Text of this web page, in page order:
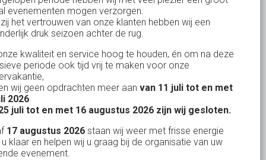
KvK: 17167131
BTW: NL.1678.53.296.B01
Uw partner in:
Evenementen verhuur
Feestverhuur
Licht- en Geluidverhuur
evenementen mogen verzorgen.
het vertrouwen van onze klanten hebben wij een
druk seizoen achter de rug.
kwaliteit en service hoog te houden, én om na deze
periode ook tijd vrij te maken voor onze
wij geen opdrachten meer aan van 11 juli tot en met
2026.
juli tot en met 16 augustus 2026 zijn wij gesloten.
17 augustus 2026 staan wij weer met frisse energie
klaar en helpen wij u graag bij de organisatie van uw
evenement.